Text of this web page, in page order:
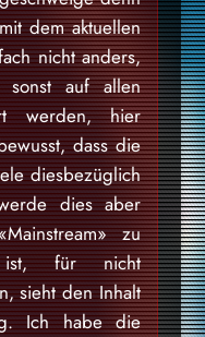
dem aktuellen
nicht anders,
sonst auf allen
werden, hier
dass die
diesbezüglich
dies aber
zu
für nicht
sieht den Inhalt
Ich habe die